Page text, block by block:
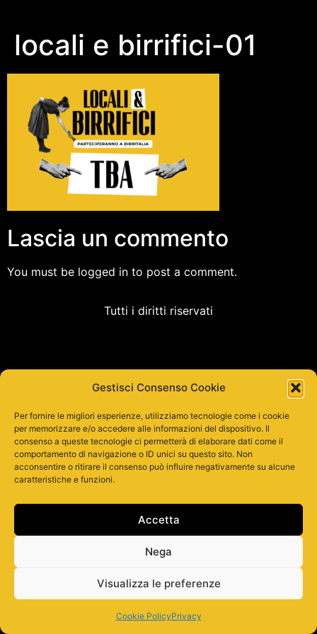
Gestisci Consenso Cookie
Per fornire le migliori esperienze, utilizziamo tecnologie come i cookie
per memorizzare e/o accedere alle informazioni del dispositivo. Il
consenso a queste tecnologie ci permetterà di elaborare dati come il
comportamento di navigazione o ID unici su questo sito. Non
acconsentire o ritirare il consenso può influire negativamente su alcune
caratteristiche e funzioni.
Accetta
Nega
Visualizza le preferenze
Cookie PolicyPrivacy
locali e birrifici-01
Lascia un commento
You must be logged in to post a comment.
Tutti i diritti riservati